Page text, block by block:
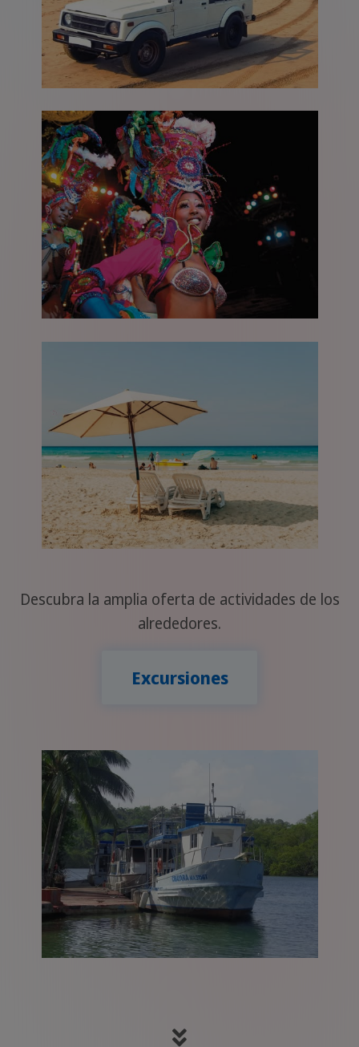
Descubra la amplia oferta de actividades de los
alrededores.
Excursiones